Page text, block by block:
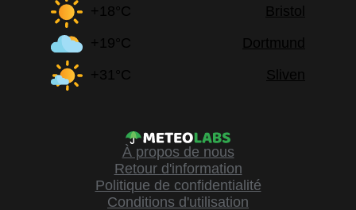
+18°C
Bristol
+19°C
Dortmund
+31°C
Sliven
À propos de nous
Retour d'information
Politique de confidentialité
Conditions d'utilisation